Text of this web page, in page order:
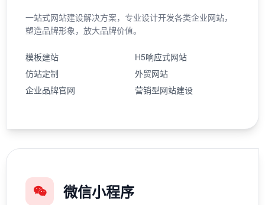
一站式网站建设解决方案，专业设计开发各类企业网站，
塑造品牌形象，放大品牌价值。
模板建站
H5响应式网站
仿站定制
外贸网站
企业品牌官网
营销型网站建设
微信小程序